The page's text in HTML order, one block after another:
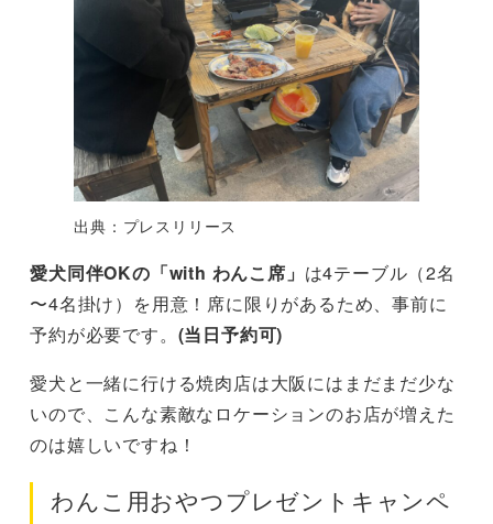
出典：プレスリリース
愛犬同伴OKの「with わんこ席」 は4テーブル（2名
〜4名掛け）を用意！席に限りがあるため、事前に
予約が必要です。 (当日予約可)
愛犬と一緒に行ける焼肉店は大阪にはまだまだ少な
いので、こんな素敵なロケーションのお店が増えた
のは嬉しいですね！
わんこ用おやつプレゼントキャンペ